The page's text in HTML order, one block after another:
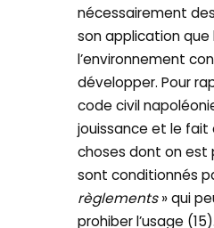
nécessairement
son application que
l’environnement
développer. Pour
code civil
jouissance et le fait
choses dont on est
sont conditionnés
règlements» qui
prohiber l’usage